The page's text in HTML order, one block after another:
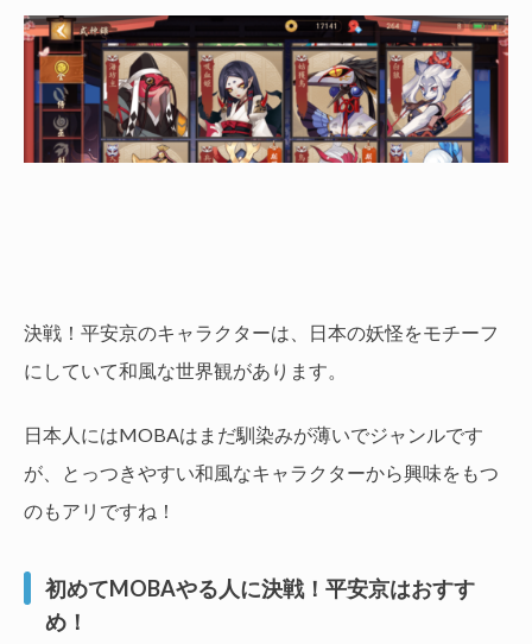
決戦！平安京のキャラクターは、日本の妖怪をモチーフ
にしていて和風な世界観があります。
日本人にはMOBAはまだ馴染みが薄いでジャンルです
が、とっつきやすい和風なキャラクターから興味をもつ
のもアリですね！
初めてMOBAやる人に決戦！平安京はおすす
め！